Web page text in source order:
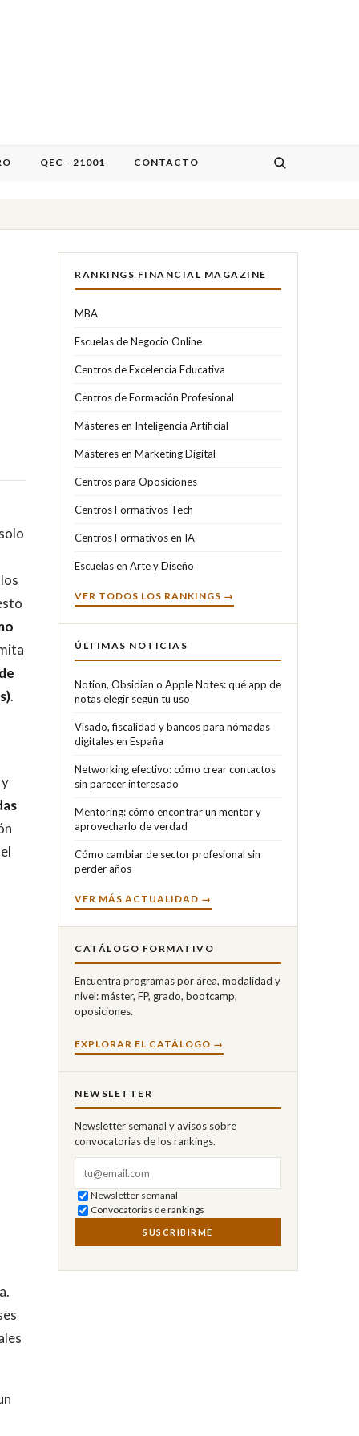
QEC - 21001 CONTACTO
.
RANKINGS FINANCIAL MAGAZINE
MBA
Escuelas de Negocio Online
Centros de Excelencia Educativa
Centros de Formación Profesional
Másteres en Inteligencia Artificial
Másteres en Marketing Digital
Centros para Oposiciones
Centros Formativos Tech
Centros Formativos en IA
Escuelas en Arte y Diseño
VER TODOS LOS RANKINGS →
ÚLTIMAS NOTICIAS
Notion, Obsidian o Apple Notes: qué app de
notas elegir según tu uso
Visado, fiscalidad y bancos para nómadas
digitales en España
Networking efectivo: cómo crear contactos
sin parecer interesado
Mentoring: cómo encontrar un mentor y
aprovecharlo de verdad
Cómo cambiar de sector profesional sin
perder años
VER MÁS ACTUALIDAD →
CATÁLOGO FORMATIVO
Encuentra programas por área, modalidad y
nivel: máster, FP, grado, bootcamp,
oposiciones.
EXPLORAR EL CATÁLOGO →
NEWSLETTER
Newsletter semanal y avisos sobre
convocatorias de los rankings.
Newsletter semanal
Convocatorias de rankings
SUSCRIBIRME